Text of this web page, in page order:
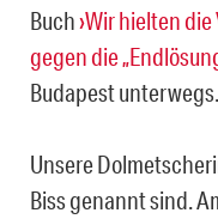
Buch›Wir hielten
gegen die
Budapest unterwegs.
Unsere
Biss genannt sind.